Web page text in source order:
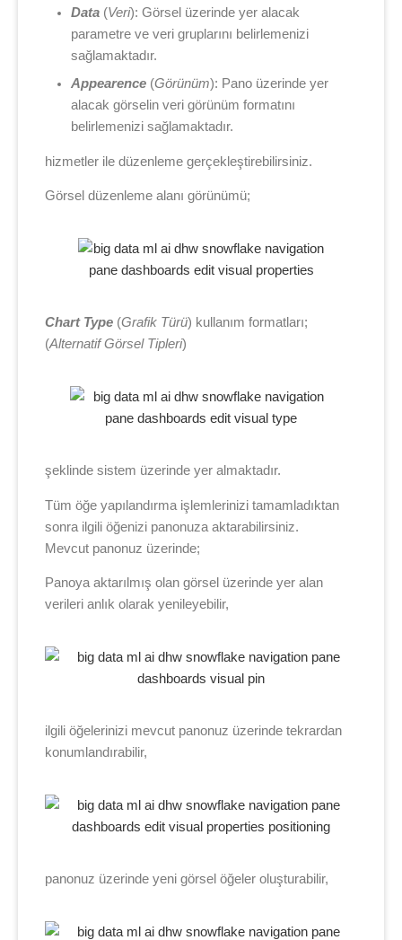
Data (Veri): Görsel üzerinde yer alacak
parametre ve veri gruplarını belirlemenizi
sağlamaktadır.
Appearence (Görünüm): Pano üzerinde yer
alacak görselin veri görünüm formatını
belirlemenizi sağlamaktadır.
hizmetler ile düzenleme gerçekleştirebilirsiniz.
Görsel düzenleme alanı görünümü;
Chart Type (Grafik Türü) kullanım formatları;
(Alternatif Görsel Tipleri)
şeklinde sistem üzerinde yer almaktadır.
Tüm öğe yapılandırma işlemlerinizi tamamladıktan
sonra ilgili öğenizi panonuza aktarabilirsiniz.
Mevcut panonuz üzerinde;
Panoya aktarılmış olan görsel üzerinde yer alan
verileri anlık olarak yenileyebilir,
ilgili öğelerinizi mevcut panonuz üzerinde tekrardan
konumlandırabilir,
panonuz üzerinde yeni görsel öğeler oluşturabilir,